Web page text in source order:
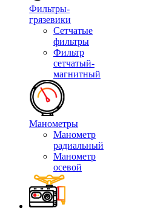
Фильтры-
грязевики
Сетчатые
фильтры
Фильтр
сетчатый-
магнитный
Манометры
Манометр
радиальный
Манометр
осевой